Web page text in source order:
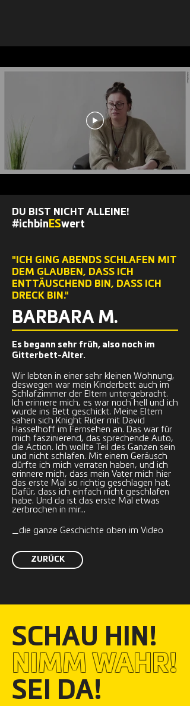
DU BIST NICHT ALLEINE!
#ichbinESwert
"ICH GING ABENDS SCHLAFEN MIT
DEM GLAUBEN, DASS ICH
ENTTÄUSCHEND BIN, DASS ICH
DRECK BIN."
BARBARA M.
Es begann sehr früh, also noch im
Gitterbett-Alter.
Wir lebten in einer sehr kleinen Wohnung,
deswegen war mein Kinderbett auch im
Schlafzimmer der Eltern untergebracht.
Ich erinnere mich, es war noch hell und ich
wurde ins Bett geschickt. Meine Eltern
sahen sich Knight Rider mit David
Hasselhoff im Fernsehen an. Das war für
mich faszinierend, das sprechende Auto,
die Action. Ich wollte Teil des Ganzen sein
und nicht schlafen. Mit einem Geräusch
dürfte ich mich verraten haben, und ich
erinnere mich, dass mein Vater mich hier
das erste Mal so richtig geschlagen hat.
Dafür, dass ich einfach nicht geschlafen
habe. Und da ist das erste Mal etwas
zerbrochen in mir...
_die ganze Geschichte oben im Video
ZURÜCK
SCHAU HIN!
NIMM WAHR!
SEI DA!